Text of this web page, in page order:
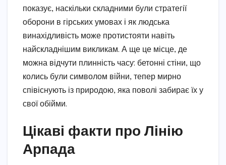
показує, наскільки складними були стратегії
оборони в гірських умовах і як людська
винахідливість може протистояти навіть
найскладнішим викликам. А ще це місце, де
можна відчути плинність часу: бетонні стіни, що
колись були символом війни, тепер мирно
співіснують із природою, яка поволі забирає їх у
свої обійми.
Цікаві факти про Лінію
Арпада